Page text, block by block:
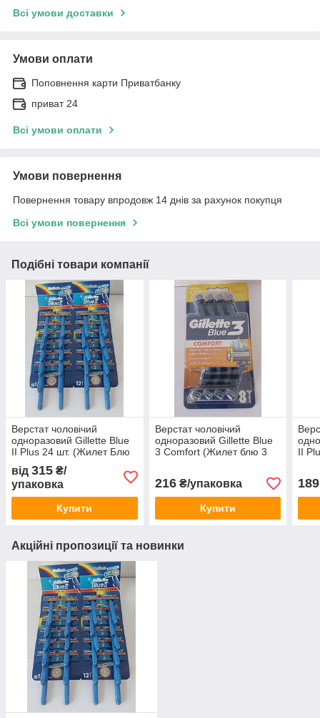
Всі умови доставки
Умови оплати
Поповнення карти Приватбанку
приват 24
Всі умови оплати
Умови повернення
Повернення товару впродовж 14 днів за рахунок покупця
Всі умови повернення
Подібні товари компанії
Верстат чоловічий
одноразовий Gillette Blue
II Plus 24 шт. (Жилет Блю
2 плюс 24 шт.) ціна за
лист.
від 315 ₴/
упаковка
Купити
Верстат чоловічий
одноразовий Gillette Blue
3 Comfort (Жилет блю 3
216₴/упаковка
Купити
II
189
Акційні пропозиції та новинки